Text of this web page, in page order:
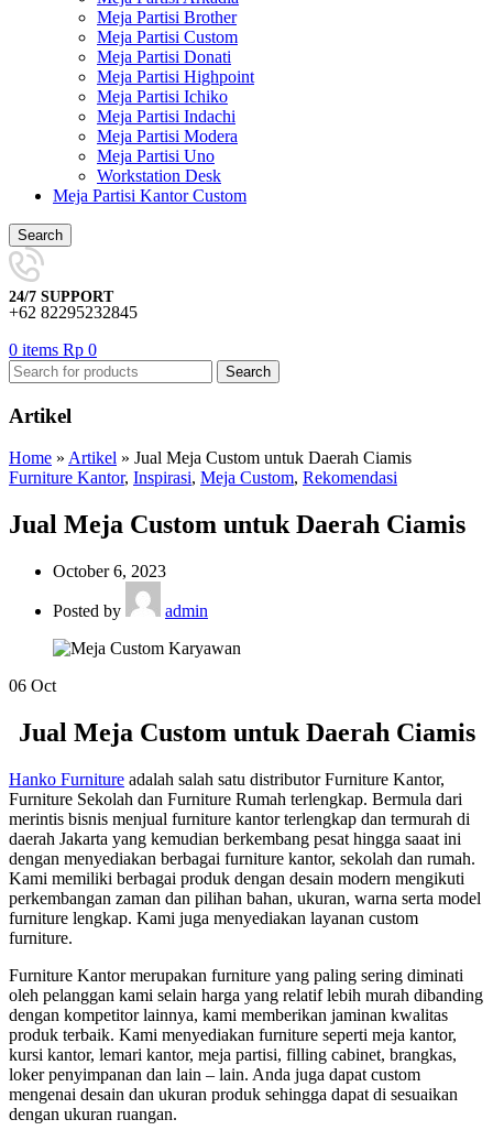
Meja Partisi Brother
Meja Partisi Custom
Meja Partisi Donati
Meja Partisi Highpoint
Meja Partisi Ichiko
Meja Partisi Indachi
Meja Partisi Modera
Meja Partisi Uno
Workstation Desk
Meja Partisi Kantor Custom
Search
24/7 SUPPORT
+62 82295232845
0 items Rp 0
Search
Artikel
Home » Artikel » Jual Meja Custom untuk Daerah Ciamis
Furniture Kantor, Inspirasi, Meja Custom, Rekomendasi
Jual Meja Custom untuk Daerah Ciamis
October 6, 2023
Posted by admin
06 Oct
Jual Meja Custom untuk Daerah Ciamis
Hanko Furniture adalah salah satu distributor Furniture Kantor,
Furniture Sekolah dan Furniture Rumah terlengkap. Bermula dari
merintis bisnis menjual furniture kantor terlengkap dan termurah di
daerah Jakarta yang kemudian berkembang pesat hingga saaat ini
dengan menyediakan berbagai furniture kantor, sekolah dan rumah.
Kami memiliki berbagai produk dengan desain modern mengikuti
perkembangan zaman dan pilihan bahan, ukuran, warna serta model
furniture lengkap. Kami juga menyediakan layanan custom
furniture.
Furniture Kantor merupakan furniture yang paling sering diminati
oleh pelanggan kami selain harga yang relatif lebih murah dibanding
dengan kompetitor lainnya, kami memberikan jaminan kwalitas
produk terbaik. Kami menyediakan furniture seperti meja kantor,
kursi kantor, lemari kantor, meja partisi, filling cabinet, brangkas,
loker penyimpanan dan lain – lain. Anda juga dapat custom
mengenai desain dan ukuran produk sehingga dapat di sesuaikan
dengan ukuran ruangan.